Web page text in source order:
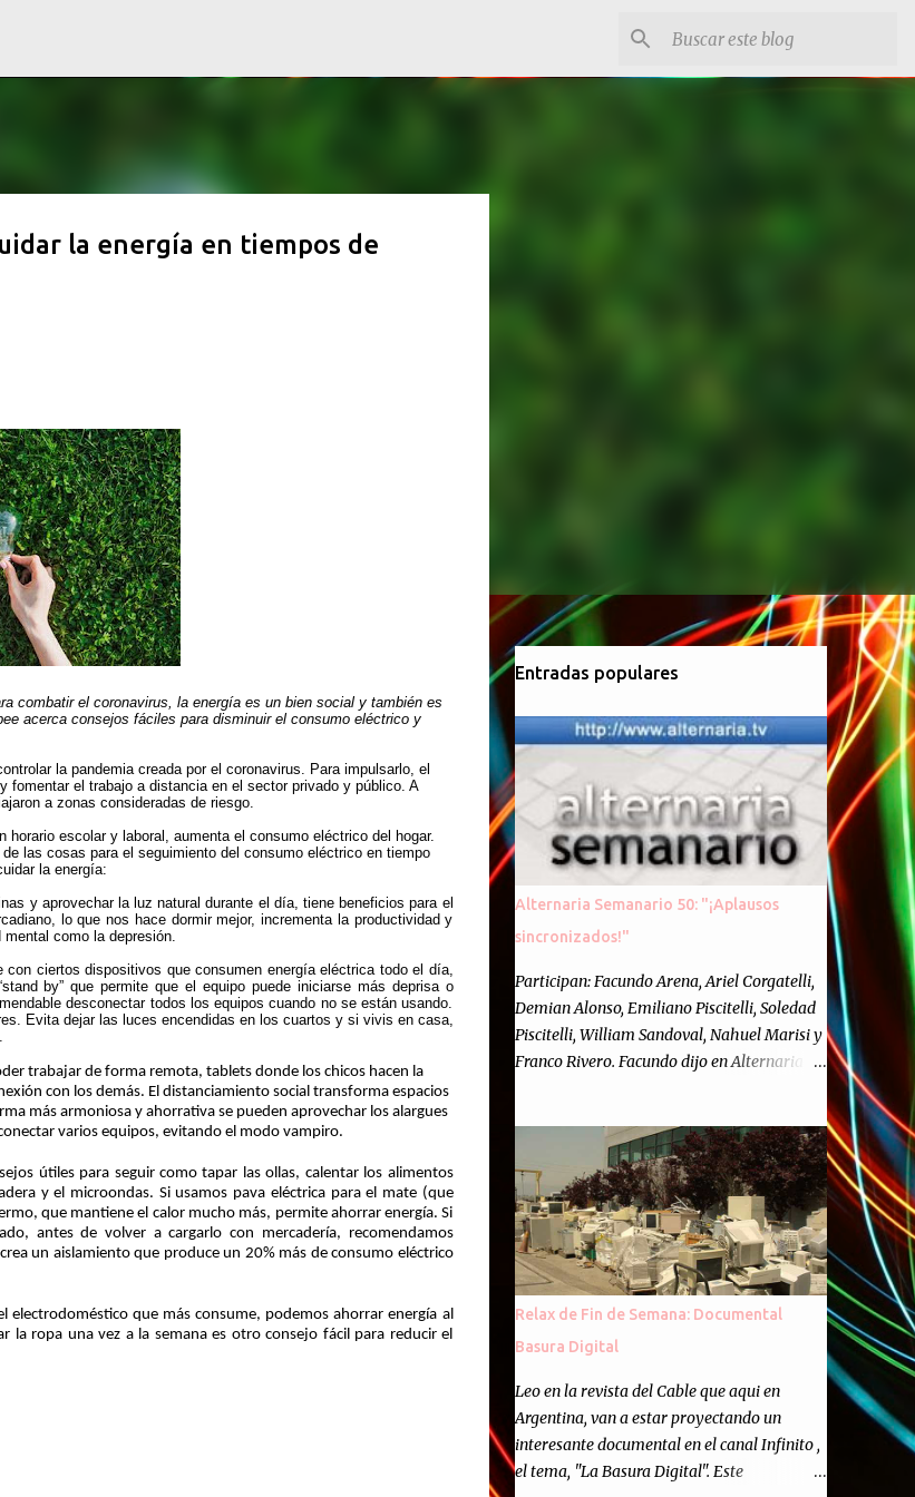
la energía en tiempos de
combatir el coronavirus, la energía es un bien social y también es
acerca consejos fáciles para disminuir el consumo eléctrico y
la pandemia creada por el coronavirus. Para impulsarlo, el
el trabajo a distancia en el sector privado y público. A
a zonas consideradas de riesgo.
escolar y laboral, aumenta el consumo eléctrico del hogar.
las cosas para el seguimiento del consumo eléctrico en tiempo
la energía:
y aprovechar la luz natural durante el día, tiene beneficios para el
lo que nos hace dormir mejor, incrementa la productividad y
como la depresión.
con ciertos dispositivos que consumen energía eléctrica todo el día,
by” que permite que el equipo puede iniciarse más deprisa o
desconectar todos los equipos cuando no se están usando.
Evita dejar las luces encendidas en los cuartos y si vivis en casa,
trabajar de forma remota, tablets donde los chicos hacen la
con los demás. El distanciamiento social transforma espacios
más armoniosa y ahorrativa se pueden aprovechar los alargues
varios equipos, evitando el modo vampiro.
útiles para seguir como tapar las ollas, calentar los alimentos
y el microondas. Si usamos pava eléctrica para el mate (que
que mantiene el calor mucho más, permite ahorrar energía. Si
antes de volver a cargarlo con mercadería, recomendamos
un aislamiento que produce un 20% más de consumo eléctrico
electrodoméstico que más consume, podemos ahorrar energía al
la ropa una vez a la semana es otro consejo fácil para reducir el
Entradas populares
Alternaria Semanario 50: "¡Aplausos
sincronizados!"
Participan: Facundo Arena, Ariel Corgatelli,
Demian Alonso, Emiliano Piscitelli, Soledad
Piscitelli, William Sandoval, Nahuel Marisi y
Franco Rivero. Facundo dijo en Alternaria :
Cincuenta ocasiones para ponernos en
contacto con ustedes y contarles las noticias
de tecnología más importantes, desde
nuestra propia óptica: un punto de vista
independiente e informal.Para festejarlo, se
nos ocurrió que estemos todos juntos; y
cuando digo "todos" me refiero a toda la
semanario como panelista, y a ustedes. Por
eso se nos ocurrió la idea de emitir video en
vivo. La tarea no fué facil, hubo que
coordinar horarios, preparar el estudio,
configurar muchos programejos y hacer
Relax de Fin de Semana: Documental
Basura Digital
Leo en la revista del Cable que aqui en
Argentina, van a estar proyectando un
interesante documental en el canal Infinito ,
el tema, "La Basura Digital". Este